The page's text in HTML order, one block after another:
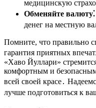
медицинскую
Обменяйте валюту⁚
денег на местную
Помните, что правильно
гарантия приятных
«Хаво Йуллари»
комфортным и
всей своей красе․
лучше подготовиться к